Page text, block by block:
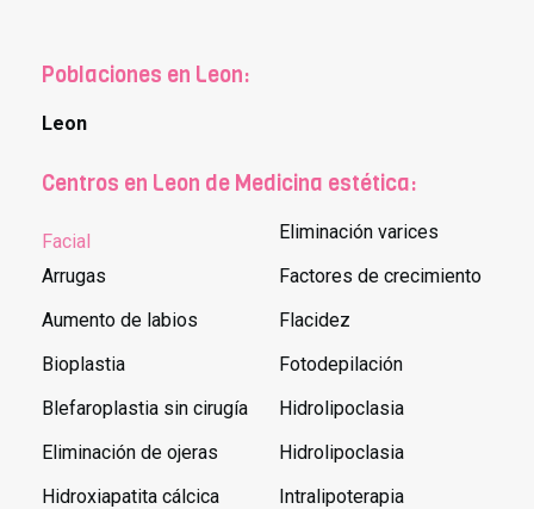
Poblaciones en Leon:
Leon
Centros en Leon de Medicina estética:
Facial
Arrugas
Aumento de labios
Bioplastia
Blefaroplastia sin cirugía
Eliminación de ojeras
Hidroxiapatita cálcica
Eliminación varices
Factores de crecimiento
Flacidez
Fotodepilación
Hidrolipoclasia
Hidrolipoclasia
Intralipoterapia